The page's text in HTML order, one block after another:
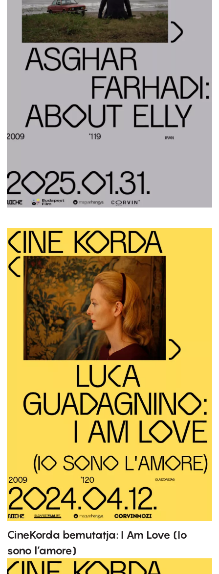
CineKorda bemutatja: I Am Love (Io
sono l’amore)